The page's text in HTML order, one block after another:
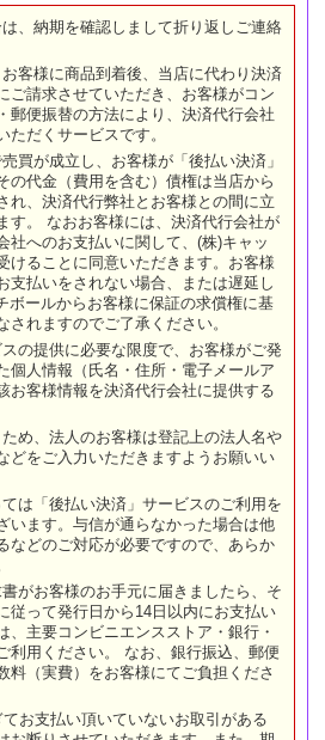
、納期を確認しまして折り返しご連絡
お客様に商品到着後、当店に代わり決済
ご請求させていただき、お客様がコン
郵便振替の方法により、決済代行会社
ただくサービスです。
買が成立し、お客様が「後払い決済」
の代金（費用を含む）債権は当店から
れ、決済代行弊社とお客様との間に立
す。 なおお客様には、決済代行会社が
社へのお支払いに関して、(株)キャッ
けることに同意いただきます。お客様
支払いをされない場合、または遅延し
ボールからお客様に保証の求償権に基
されますのでご了承ください。
スの提供に必要な限度で、お客様がご発
個人情報（氏名・住所・電子メールア
お客様情報を決済代行会社に提供する
め、法人のお客様は登記上の法人名や
どをご入力いただきますようお願いい
は「後払い決済」サービスのご利用を
います。与信が通らなかった場合は他
などのご対応が必要ですので、あらか
がお客様のお手元に届きましたら、そ
従って発行日から14日以内にお支払い
、主要コンビニエンスストア・銀行・
利用ください。 なお、銀行振込、郵便
料（実費）をお客様にてご負担くださ
お支払い頂いていないお取引がある